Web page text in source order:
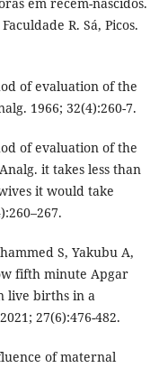
R. Sá, Picos.
of evaluation of the
1966; 32(4):260-7.
of evaluation of the
it takes less than
it would take
S, Yakubu A,
fifth minute Apgar
live births in a
27(6):476-482.
of maternal